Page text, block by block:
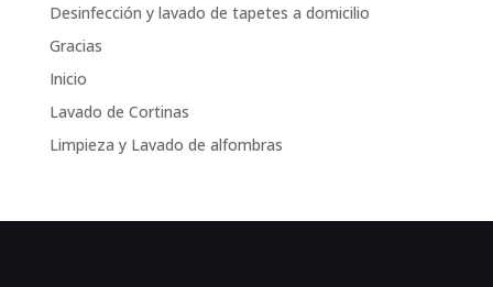
Desinfección y lavado de tapetes a domicilio
Gracias
Inicio
Lavado de Cortinas
Limpieza y Lavado de alfombras